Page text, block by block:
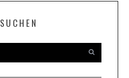
SUCHEN